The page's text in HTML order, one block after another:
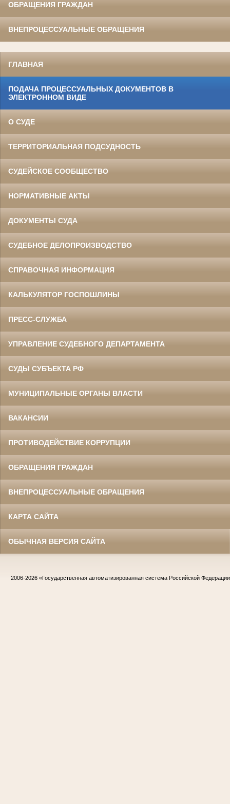
ОБРАЩЕНИЯ ГРАЖДАН
ВНЕПРОЦЕССУАЛЬНЫЕ ОБРАЩЕНИЯ
ГЛАВНАЯ
ПОДАЧА ПРОЦЕССУАЛЬНЫХ ДОКУМЕНТОВ В
ЭЛЕКТРОННОМ ВИДЕ
О СУДЕ
ТЕРРИТОРИАЛЬНАЯ ПОДСУДНОСТЬ
СУДЕЙСКОЕ СООБЩЕСТВО
НОРМАТИВНЫЕ АКТЫ
ДОКУМЕНТЫ СУДА
СУДЕБНОЕ ДЕЛОПРОИЗВОДСТВО
СПРАВОЧНАЯ ИНФОРМАЦИЯ
КАЛЬКУЛЯТОР ГОСПОШЛИНЫ
ПРЕСС-СЛУЖБА
УПРАВЛЕНИЕ СУДЕБНОГО ДЕПАРТАМЕНТА
СУДЫ СУБЪЕКТА РФ
МУНИЦИПАЛЬНЫЕ ОРГАНЫ ВЛАСТИ
ВАКАНСИИ
ПРОТИВОДЕЙСТВИЕ КОРРУПЦИИ
ОБРАЩЕНИЯ ГРАЖДАН
ВНЕПРОЦЕССУАЛЬНЫЕ ОБРАЩЕНИЯ
КАРТА САЙТА
ОБЫЧНАЯ ВЕРСИЯ САЙТА
2006-2026 «Государственная автоматизированная система Российской